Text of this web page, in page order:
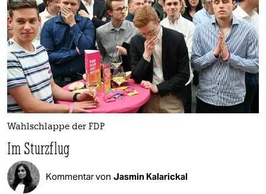
Wahlschlappe der FDP
Im Sturzflug
Kommentar von Jasmin Kalarickal